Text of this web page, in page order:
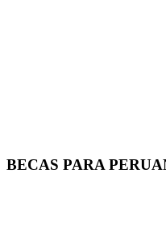
BECAS PARA